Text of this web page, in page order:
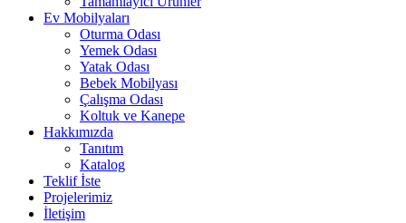
Ev Mobilyaları
Oturma Odası
Yemek Odası
Yatak Odası
Bebek Mobilyası
Çalışma Odası
Koltuk ve Kanepe
Hakkımızda
Tanıtım
Katalog
Teklif İste
Projelerimiz
İletişim